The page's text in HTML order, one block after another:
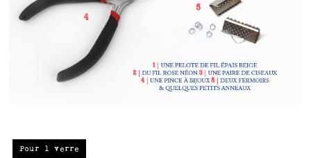
Pour 1 verre